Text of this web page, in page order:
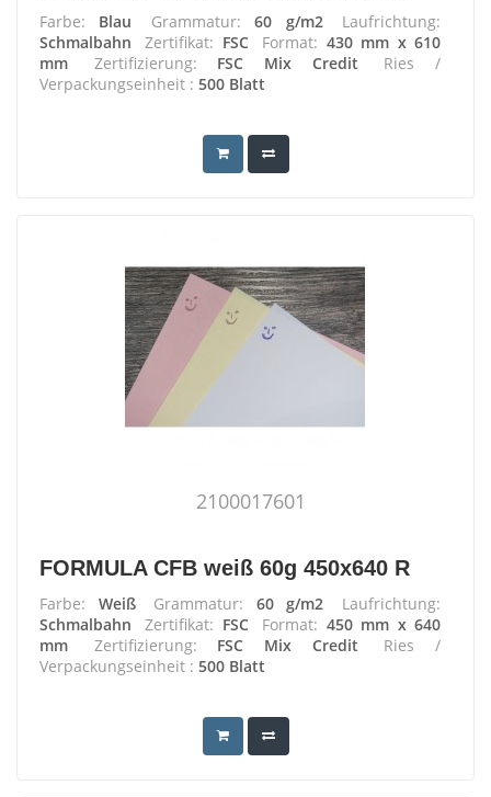
Farbe: Blau Grammatur:60 g/m2
Laufrichtung:
Schmalbahn
Zertifikat: FSC Format: 430 mm x 610
mm
Zertifizierung: FSC Mix Credit
Ries /
Verpackungseinheit : 500 Blatt
2100017601
FORMULA CFB weiß 60g 450x640 R
Farbe: Weiß Grammatur: 60 g/m2
Laufrichtung:
Schmalbahn
Zertifikat: FSC Format: 450 mm x 640
mm
Zertifizierung: FSC Mix Credit
Ries /
Verpackungseinheit : 500 Blatt